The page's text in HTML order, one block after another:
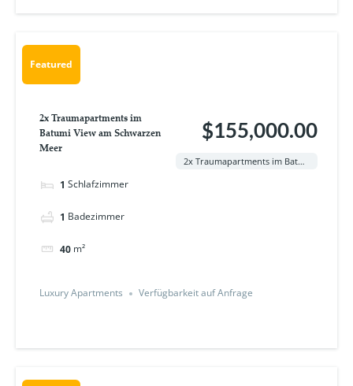
Featured
2x Traumapartments im
Batumi View am Schwarzen
Meer
1 Schlafzimmer
1 Badezimmer
40 m²
$155,000.00
2x Traumapartments im Batumi View am Schwarzen Meer
Luxury Apartments Verfügbarkeit auf Anfrage